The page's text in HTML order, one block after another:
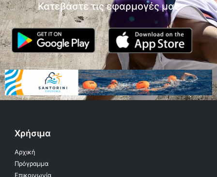
Κατεβάστε τις εφαρμογές μας
Χρήσιμα
Αρχική
Πρόγραμμα
Επικοινωνία